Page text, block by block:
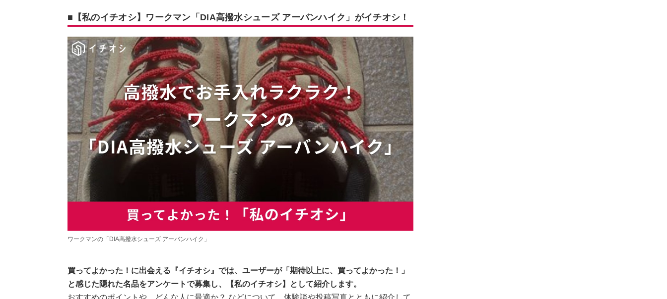
■【私のイチオシ】ワークマン「DIA高撥水シューズ アーバンハイク」がイチオシ！
ワークマンの「DIA高撥水シューズ アーバンハイク」
買ってよかった！に出会える『イチオシ』では、ユーザーが「期待以上に、買ってよかった！」
と感じた隠れた名品をアンケートで募集し、【私のイチオシ】として紹介します。
おすすめのポイントや、どんな人に最適か？ などについて、体験談や投稿写真とともに紹介して